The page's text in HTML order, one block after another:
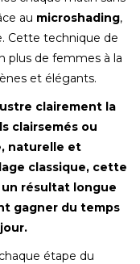
au microshading,
Cette technique de
plus de femmes à la
et élégants.
clairement la
clairsemés ou
naturelle et
classique, cette
résultat longue
gagner du temps
étape du